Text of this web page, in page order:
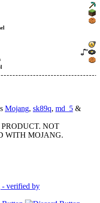
Mojang, sk89q, md_5 &
NOT
WITH MOJANG.